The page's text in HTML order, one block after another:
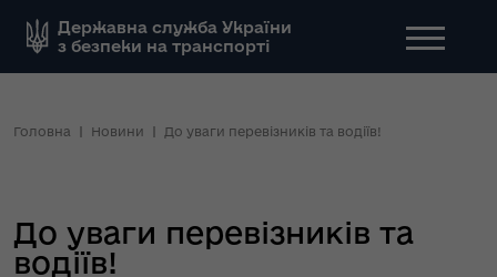
Державна служба України
з безпеки на транспорті
Головна Новини До уваги перевізників та водіїв!
До уваги перевізників та
водіїв!